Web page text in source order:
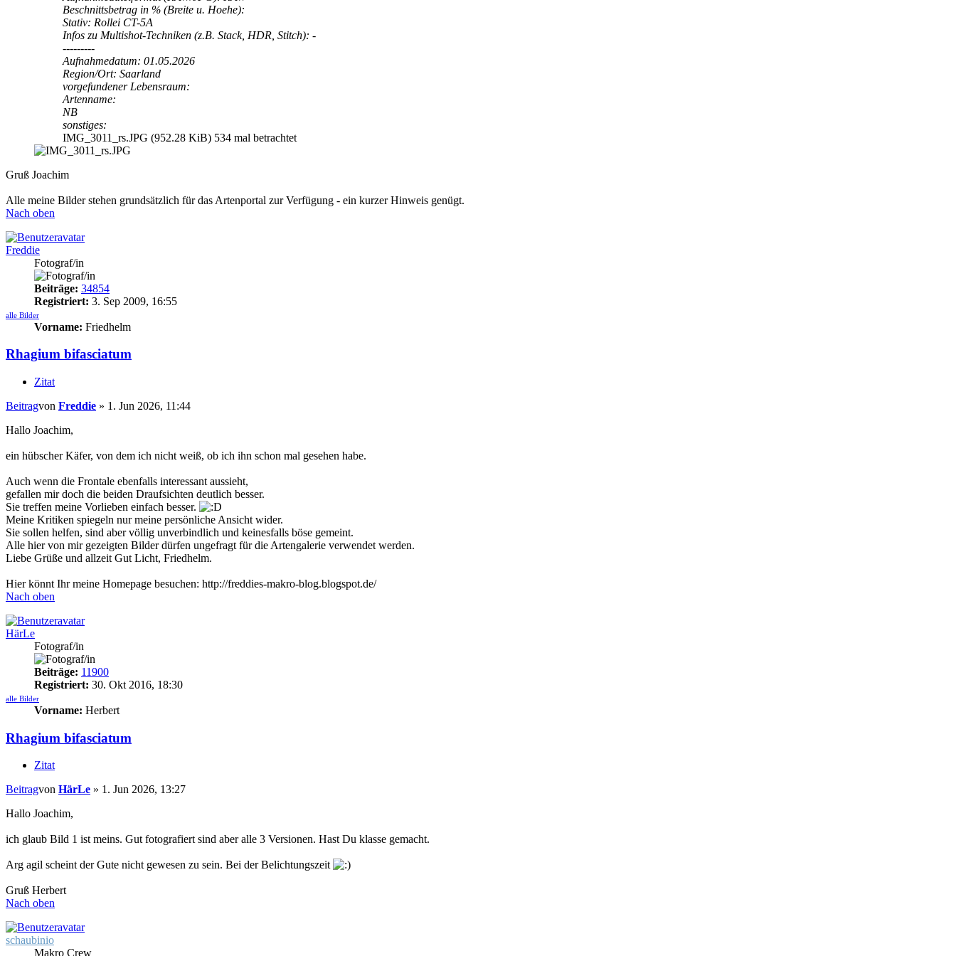
Beschnittsbetrag in % (Breite u. Hoehe):
Stativ: Rollei CT-5A
Infos zu Multishot-Techniken (z.B. Stack, HDR, Stitch): -
---------
Aufnahmedatum: 01.05.2026
Region/Ort: Saarland
vorgefundener Lebensraum:
Artenname:
NB
sonstiges:
IMG_3011_rs.JPG (952.28 KiB) 534 mal betrachtet
Gruß Joachim
Alle meine Bilder stehen grundsätzlich für das Artenportal zur Verfügung - ein kurzer Hinweis genügt.
Nach oben
Freddie
Fotograf/in
Beiträge: 34854
Registriert: 3. Sep 2009, 16:55
alle Bilder
Vorname: Friedhelm
Rhagium bifasciatum
Zitat
Beitragvon Freddie » 1. Jun 2026, 11:44
Hallo Joachim,
ein hübscher Käfer, von dem ich nicht weiß, ob ich ihn schon mal gesehen habe.
Auch wenn die Frontale ebenfalls interessant aussieht,
gefallen mir doch die beiden Draufsichten deutlich besser.
Sie treffen meine Vorlieben einfach besser.
Meine Kritiken spiegeln nur meine persönliche Ansicht wider.
Sie sollen helfen, sind aber völlig unverbindlich und keinesfalls böse gemeint.
Alle hier von mir gezeigten Bilder dürfen ungefragt für die Artengalerie verwendet werden.
Liebe Grüße und allzeit Gut Licht, Friedhelm.
Hier könnt Ihr meine Homepage besuchen: http://freddies-makro-blog.blogspot.de/
Nach oben
HärLe
Fotograf/in
Beiträge: 11900
Registriert: 30. Okt 2016, 18:30
alle Bilder
Vorname: Herbert
Rhagium bifasciatum
Zitat
Beitragvon HärLe » 1. Jun 2026, 13:27
Hallo Joachim,
ich glaub Bild 1 ist meins. Gut fotografiert sind aber alle 3 Versionen. Hast Du klasse gemacht.
Arg agil scheint der Gute nicht gewesen zu sein. Bei der Belichtungszeit
Gruß Herbert
Nach oben
schaubinio
Makro Crew